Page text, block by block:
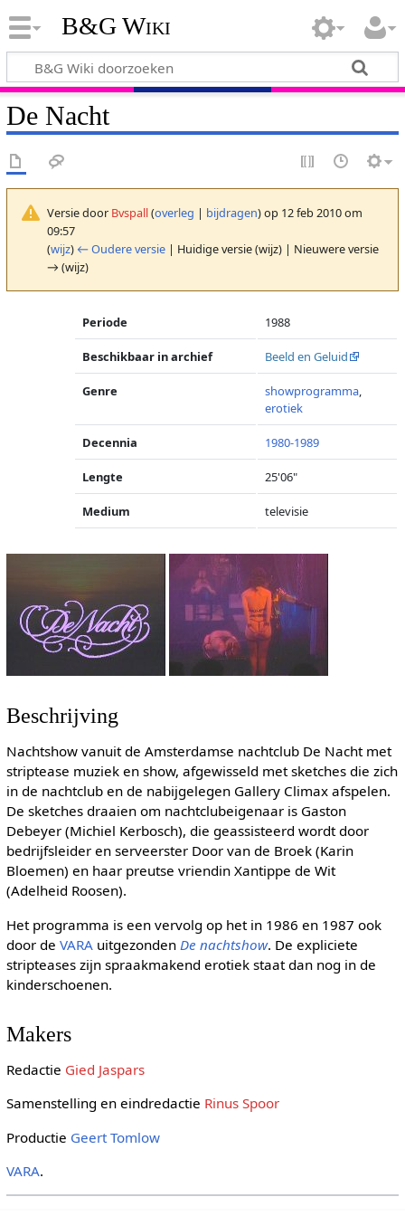
B&G Wiki
De Nacht
Versie door Bvspall(overleg | bijdragen)op 12 feb 2010 om
09:57
(wijz) ← Oudere versie| Huidige versie (wijz) | Nieuwere versie
→ (wijz)
Periode 1988
Beschikbaar in archief Beeld en Geluid
Genre showprogramma,
erotiek
Decennia 1980-1989
Lengte 25'06"
Medium televisie
Beschrijving
Nachtshow vanuit de Amsterdamse nachtclub De Nacht met
striptease muziek en show, afgewisseld met sketches die zich
in de nachtclub en de nabijgelegen Gallery Climax afspelen.
De sketches draaien om nachtclubeigenaar is Gaston
Debeyer (Michiel Kerbosch), die geassisteerd wordt door
bedrijfsleider en serveerster Door van de Broek (Karin
Bloemen) en haar preutse vriendin Xantippe de Wit
(Adelheid Roosen).
Het programma is een vervolg op het in 1986 en 1987 ook
door de VARA uitgezonden De nachtshow. De expliciete
stripteases zijn spraakmakend erotiek staat dan nog in de
kinderschoenen.
Makers
Redactie Gied Jaspars
Samenstelling en eindredactie Rinus Spoor
Productie Geert Tomlow
VARA.